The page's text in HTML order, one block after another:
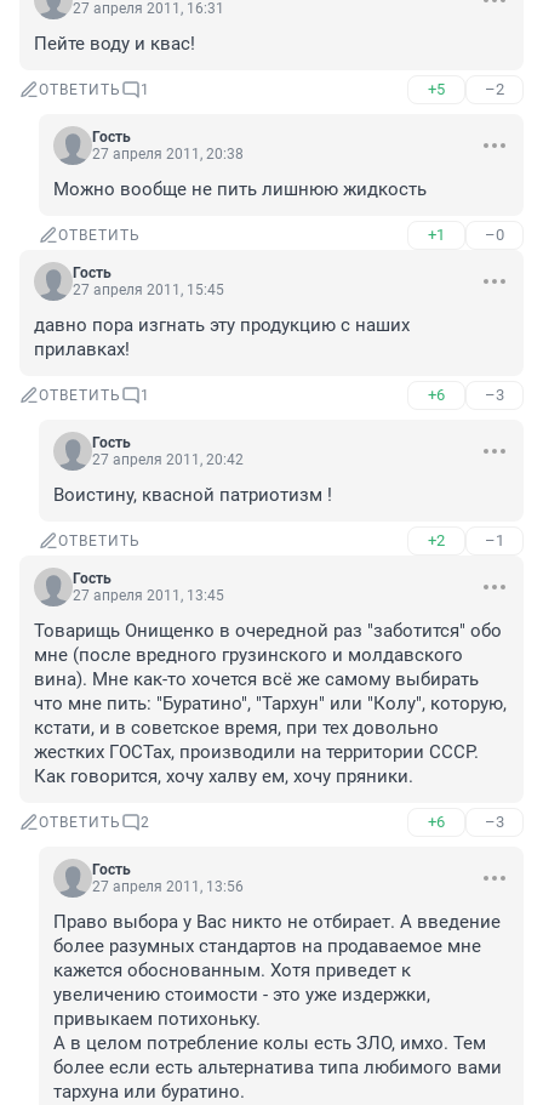
27 апреля 2011, 16:31
Пейте воду и квас!
ОТВЕТИТЬ 1 +5 –2
Гость
27 апреля 2011, 20:38
Можно вообще не пить лишнюю жидкость
ОТВЕТИТЬ +1 –0
Гость
27 апреля 2011, 15:45
давно пора изгнать эту продукцию с наших
прилавках!
ОТВЕТИТЬ 1 +6 –3
Гость
27 апреля 2011, 20:42
Воистину, квасной патриотизм !
ОТВЕТИТЬ +2 –1
Гость
27 апреля 2011, 13:45
Товарищь Онищенко в очередной раз "заботится" обо
мне (после вредного грузинского и молдавского
вина). Мне как-то хочется всё же самому выбирать
что мне пить: "Буратино", "Тархун" или "Колу", которую,
кстати, и в советское время, при тех довольно
жестких ГОСТах, производили на территории СССР.
Как говорится, хочу халву ем, хочу пряники.
ОТВЕТИТЬ 2 +6 –3
Гость
27 апреля 2011, 13:56
Право выбора у Вас никто не отбирает. А введение
более разумных стандартов на продаваемое мне
кажется обоснованным. Хотя приведет к
увеличению стоимости - это уже издержки,
привыкаем потихоньку.
А в целом потребление колы есть ЗЛО, имхо. Тем
более если есть альтернатива типа любимого вами
тархуна или буратино.